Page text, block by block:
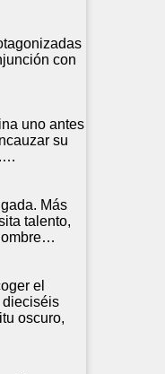
con
uno antes
su
Más
talento,
el
dieciséis
oscuro,